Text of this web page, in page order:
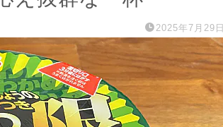
2025年7月29日